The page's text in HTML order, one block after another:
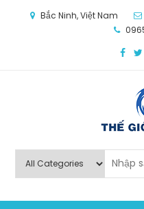
Bắc Ninh, Việt Nam
Thế Giới Ngũ